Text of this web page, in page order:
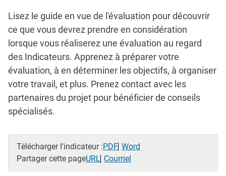
Lisez le guide en vue de l'évaluation pour découvrir
ce que vous devrez prendre en considération
lorsque vous réaliserez une évaluation au regard
des Indicateurs. Apprenez à préparer votre
évaluation, à en déterminer les objectifs, à organiser
votre travail, et plus. Prenez contact avec les
partenaires du projet pour bénéficier de conseils
spécialisés.
Télécharger l'indicateur :PDF Word
Partager cette pageURL Courriel